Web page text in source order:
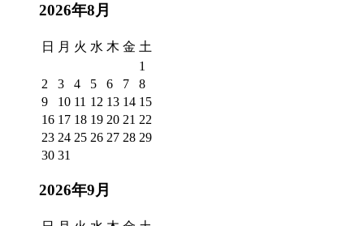
2026年8月
日 月 火 水 木 金 土
1
2
3 4 5 6 7
8
9
10 11 12 13 14 15
16 17 18 19 20 21 22
23 24 25 26 27 28 29
30 31
2026年9月